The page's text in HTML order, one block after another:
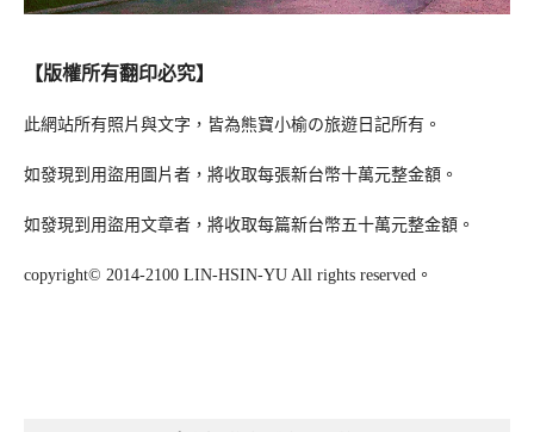
【版權所有翻印必究】
此網站所有照片與文字，皆為熊寶小榆の旅遊日記所有。
如發現到用盜用圖片者，將收取每張新台幣十萬元整金額。
如發現到用盜用文章者，將收取每篇新台幣五十萬元整金額。
copyright© 2014-2100 LIN-HSIN-YU All rights reserved。